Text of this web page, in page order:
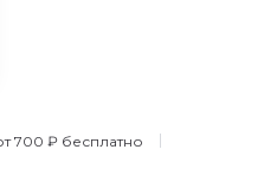
700 ₽ бесплатно